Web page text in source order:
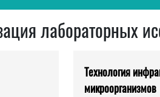
лабораторных
Технология
микроорганизмов